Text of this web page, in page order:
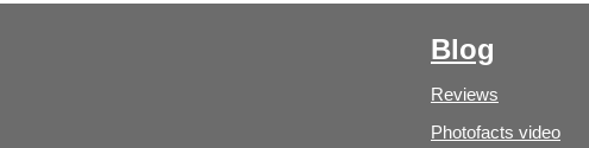
Blog
Reviews
Photofacts video